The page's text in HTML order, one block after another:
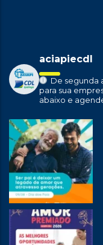
aciapiecdl
De segunda
para sua
abaixo e